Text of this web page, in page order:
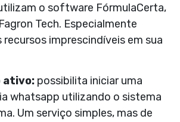
o software FórmulaCerta,
Tech. Especialmente
recursos imprescindíveis em sua
ativo: possibilita iniciar uma
whatsapp utilizando o sistema
Um serviço simples, mas de